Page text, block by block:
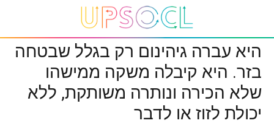
היא עברה גיהינום רק בגלל שבטחה
בזר. היא קיבלה משקה ממישהו
שלא הכירה ונותרה משותקת, ללא
יכולת לזוז או לדבר